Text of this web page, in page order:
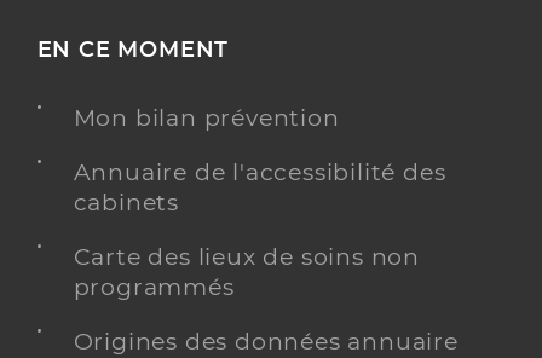
EN CE MOMENT
Mon bilan prévention
Annuaire de l'accessibilité des
cabinets
Carte des lieux de soins non
programmés
Origines des données annuaire